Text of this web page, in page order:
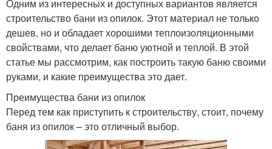
Одним из интересных и доступных вариантов является
строительство бани из опилок. Этот материал не только
дешев, но и обладает хорошими теплоизоляционными
свойствами, что делает баню уютной и теплой. В этой
статье мы рассмотрим, как построить такую баню своими
руками, и какие преимущества это дает.
Преимущества бани из опилок
Перед тем как приступить к строительству, стоит, почему
баня из опилок – это отличный выбор.